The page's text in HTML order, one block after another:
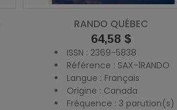
RANDO QUÉBEC
Prix
64,58 $
ISSN : 2369-5838
Référence : SAX-1RANDO
Langue : Français
Origine : Canada
Fréquence : 3 parution(s)